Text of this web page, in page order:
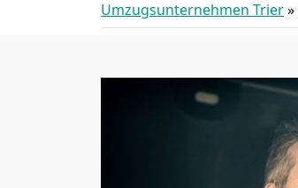
Umzugsunternehmen Trier»